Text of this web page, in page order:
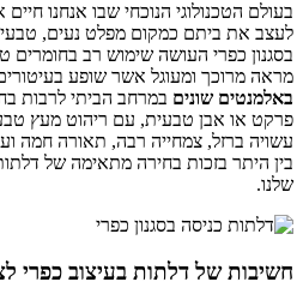
בעולם הטכנולוגי הנוכחי שבו אנחנו
לעצב את ביתם כמקום מפלט נעים,
בסגנון כפרי העושה שימוש רב בחומרים
מראה מרוכך ומעוגל אשר שופע בעיטורים.
באלמנטים שונים במרחב הביתי לרבות
פרקט או אבן טבעית, עם ריהוט מעץ
עשויה ברזל, צמחייה רבה, תאורה חמה
בין היתר בזכות בחירה מתאימה של
שלנו.
חשיבות של דלתות בעיצוב כפרי